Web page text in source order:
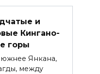
и
Кингано-
горы
Янкана,
между